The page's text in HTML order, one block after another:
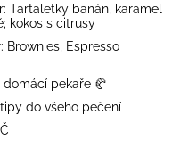
Tartaletky banán, karamel
kokos s citrusy
Brownies, Espresso
pekaře 🥐
do všeho pečení